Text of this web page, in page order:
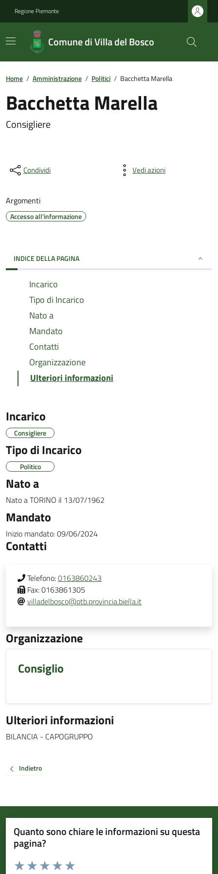
Regione Piemonte
Comune di Villa del Bosco
Home / Amministrazione / Politici / Bacchetta Marella
Bacchetta Marella
Consigliere
Condividi Vedi azioni
Argomenti
Accesso all'informazione
INDICE DELLA PAGINA
Incarico
Tipo di Incarico
Nato a
Mandato
Contatti
Organizzazione
Ulteriori informazioni
Incarico
Consigliere
Tipo di Incarico
Politico
Nato a
Nato aTORINO il 13/07/1962
Mandato
Inizio mandato:09/06/2024
Contatti
Telefono:0163860243
Fax:0163861305
villadelbosco@ptb.provincia.biella.it
Organizzazione
Consiglio
Ulteriori informazioni
BILANCIA - CAPOGRUPPO
Indietro
Quanto sono chiare le informazioni su questa
pagina?
Valuta da 1 a 5 stelle la pagina